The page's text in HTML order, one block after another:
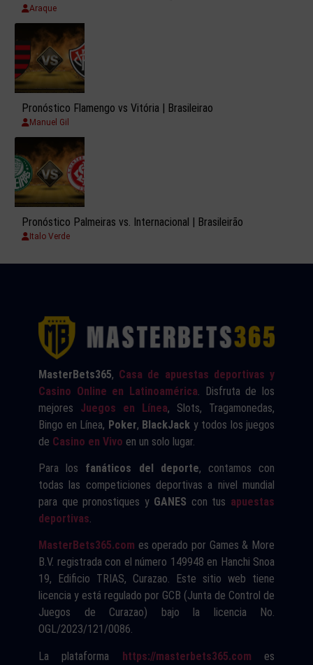
Araque
Pronóstico Flamengo vs Vitória | Brasileirao
Manuel Gil
Pronóstico Palmeiras vs. Internacional | Brasileirão
Italo Verde
MasterBets365, Casa de apuestas deportivas y
Casino Online en Latinoamérica . Disfruta de los
mejores Juegos en Línea, Slots, Tragamonedas,
Bingo en Línea, Poker, BlackJack y todos los juegos
de Casino en Vivo en un solo lugar.
Para los fanáticos del deporte, contamos con
todas las competiciones deportivas a nivel mundial
para que pronostiques y GANES con tus apuestas
deportivas.
MasterBets365.com es operado por Games & More
B.V. registrada con el número 149948 en Hanchi Snoa
19, Edificio TRIAS, Curazao. Este sitio web tiene
licencia y está regulado por GCB (Junta de Control de
Juegos de Curazao) bajo la licencia No.
OGL/2023/121/0086.
La plataforma https://masterbets365.com es